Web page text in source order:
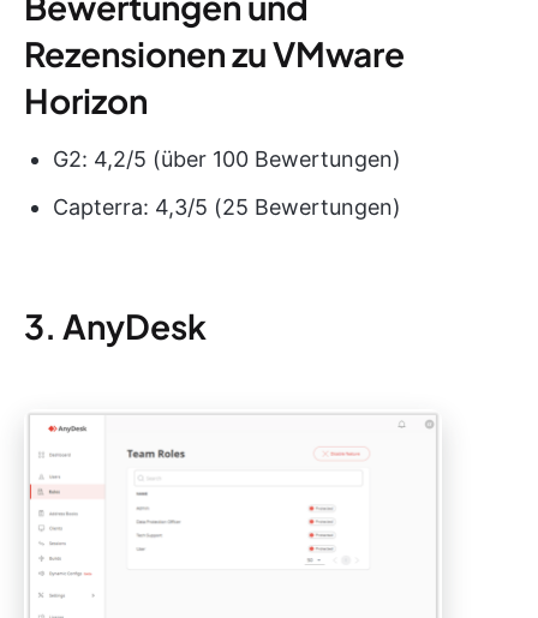
Rezensionen zu VMware
Horizon
G2: 4,2/5 (über 100 Bewertungen)
Capterra: 4,3/5 (25 Bewertungen)
3. AnyDesk